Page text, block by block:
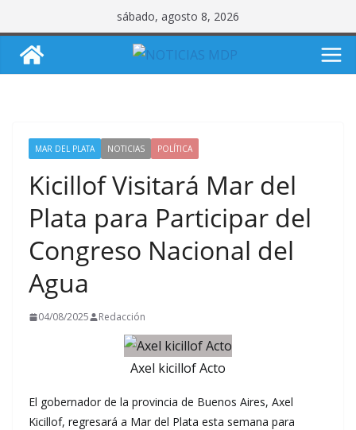
al
contenido
sábado, agosto 8, 2026
MAR DEL PLATA NOTICIAS POLÍTICA
Kicillof Visitará Mar del
Plata para Participar del
Congreso Nacional del
Agua
04/08/2025 Redacción
Axel kicillof Acto
El gobernador de la provincia de Buenos Aires, Axel
Kicillof, regresará a Mar del Plata esta semana para